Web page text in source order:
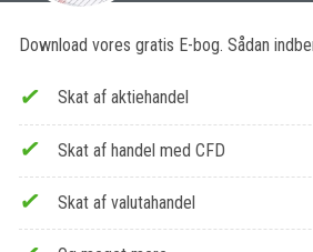
Download vores gratis E-bog. Sådan
Skat af aktiehandel
Skat af handel med CFD
Skat af valutahandel